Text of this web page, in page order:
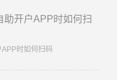
助开户APP时如何扫
时如何扫码